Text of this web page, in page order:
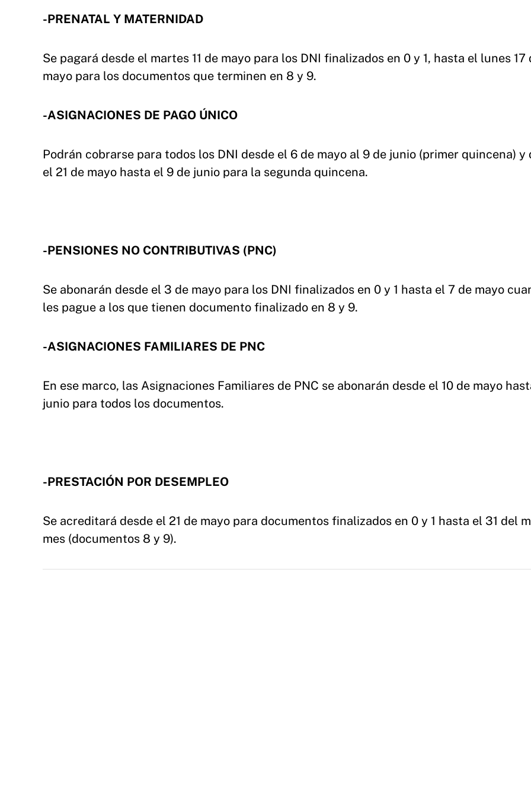
-PRENATAL Y MATERNIDAD
Se pagará desde el martes 11 de mayo para los DNI finalizados en 0 y 1, hasta el lunes 17
mayo para los documentos que terminen en 8 y 9.
-ASIGNACIONES DE PAGO ÚNICO
Podrán cobrarse para todos los DNI desde el 6 de mayo al 9 de junio (primer quincena) y
el 21 de mayo hasta el 9 de junio para la segunda quincena.
-PENSIONES NO CONTRIBUTIVAS (PNC)
Se abonarán desde el 3 de mayo para los DNI finalizados en 0 y 1 hasta el 7 de mayo
les pague a los que tienen documento finalizado en 8 y 9.
-ASIGNACIONES FAMILIARES DE PNC
En ese marco, las Asignaciones Familiares de PNC se abonarán desde el 10 de mayo
junio para todos los documentos.
-PRESTACIÓN POR DESEMPLEO
Se acreditará desde el 21 de mayo para documentos finalizados en 0 y 1 hasta el 31 del
mes (documentos 8 y 9).